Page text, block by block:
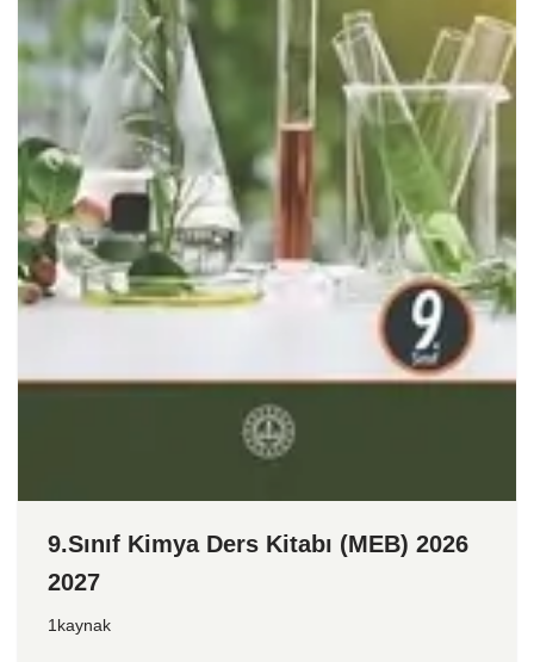
9.Sınıf Kimya Ders Kitabı (MEB) 2026
2027
1kaynak